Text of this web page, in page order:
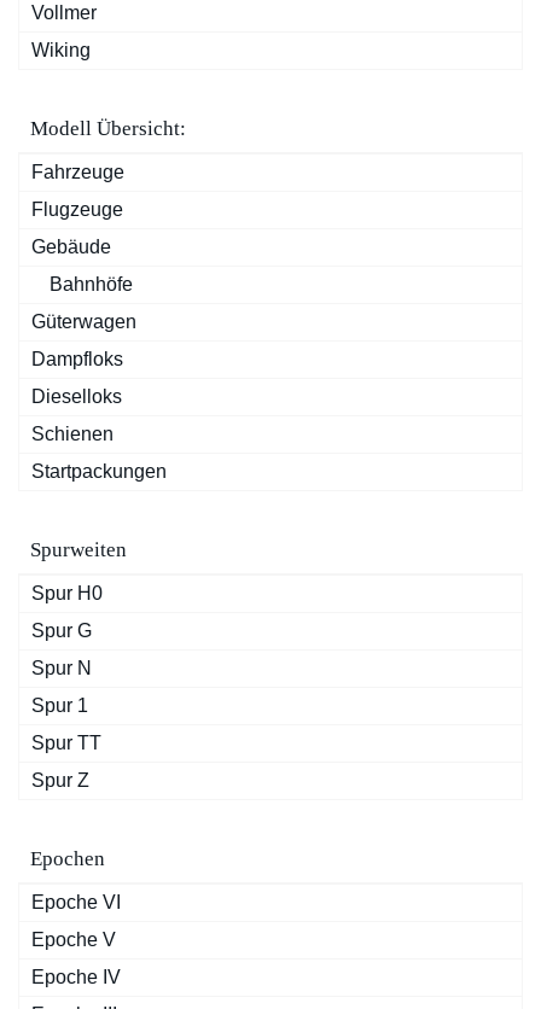
Vollmer
Wiking
Modell Übersicht:
Fahrzeuge
Flugzeuge
Gebäude
Bahnhöfe
Güterwagen
Dampfloks
Dieselloks
Schienen
Startpackungen
Spurweiten
Spur H0
Spur G
Spur N
Spur 1
Spur TT
Spur Z
Epochen
Epoche VI
Epoche V
Epoche IV